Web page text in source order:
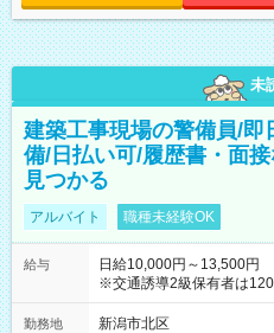
未
建築工事現場の警備員/
備/日払い可/履歴書・面
見つかる
アルバイト 職種未経験OK
給与
日給10,000円～13,500円
※交通誘導2級保有者は
【試用期間】試用期間なし
勤務地
新潟市北区